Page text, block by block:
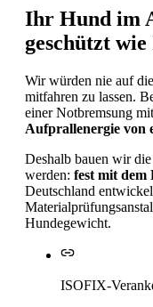
Ihr Hund im
geschützt
Wir würden nie auf
mitfahren zu lassen.
einer Notbremsung
Aufprallenergie von
Deshalb bauen wir
werden: fest mit
Deutschland
Hundegewicht.
ISOFIX-